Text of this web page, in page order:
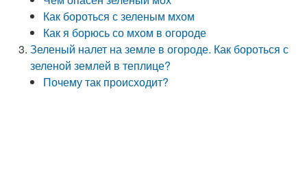
Как бороться с зеленым мхом
Как я борюсь со мхом в огороде
Зеленый налет на земле в огороде. Как бороться с
зеленой землей в теплице?
Почему так происходит?